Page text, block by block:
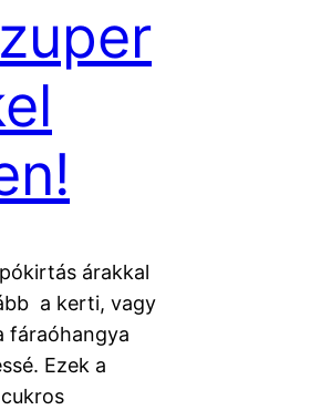
árakkal
a kerti, vagy
fáraóhangya
Ezek a